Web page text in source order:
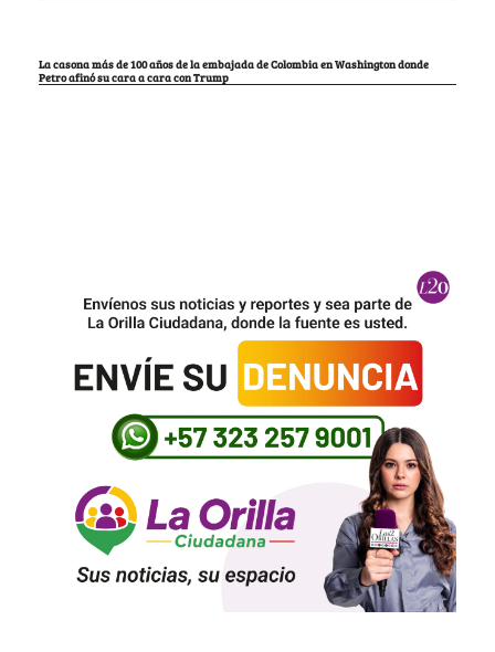
La casona más de 100 años de la embajada de Colombia en Washington donde
Petro afinó su cara a cara con Trump